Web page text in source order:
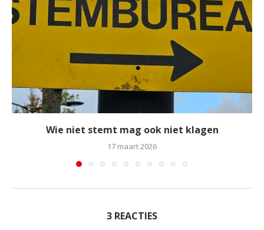
Wie niet stemt mag ook niet klagen
17 maart 2026
3 REACTIES